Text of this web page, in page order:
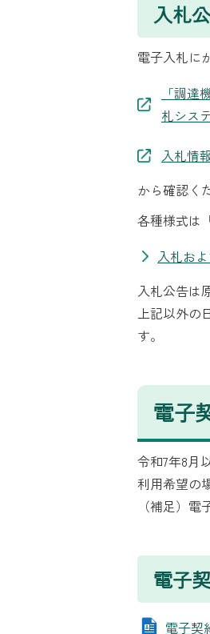
入札
電子入札に
「調
札シス
入札情
から確認く
各種様式は
入札お
入札公告は
上記以外の
す。
電子
令和7年8月
利用希望の
（補足）
電子
電子契